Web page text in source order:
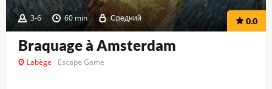
3-6 60 min Средний 0.0
Braquage à Amsterdam
Labège Escape Game